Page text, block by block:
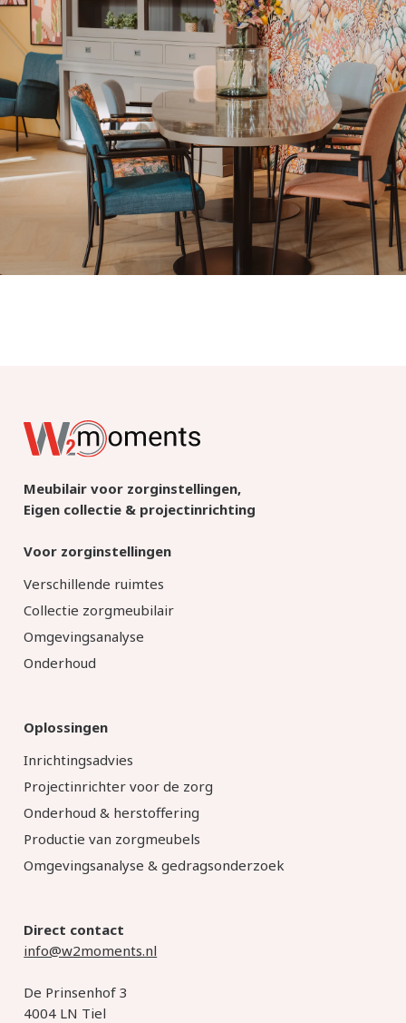
Meubilair voor zorginstellingen,
Eigen collectie & projectinrichting
Voor zorginstellingen
Verschillende ruimtes
Collectie zorgmeubilair
Omgevingsanalyse
Onderhoud
Oplossingen
Inrichtingsadvies
Projectinrichter voor de zorg
Onderhoud & herstoffering
Productie van zorgmeubels
Omgevingsanalyse & gedragsonderzoek
Direct contact
info@w2moments.nl
De Prinsenhof 3
4004 LN Tiel